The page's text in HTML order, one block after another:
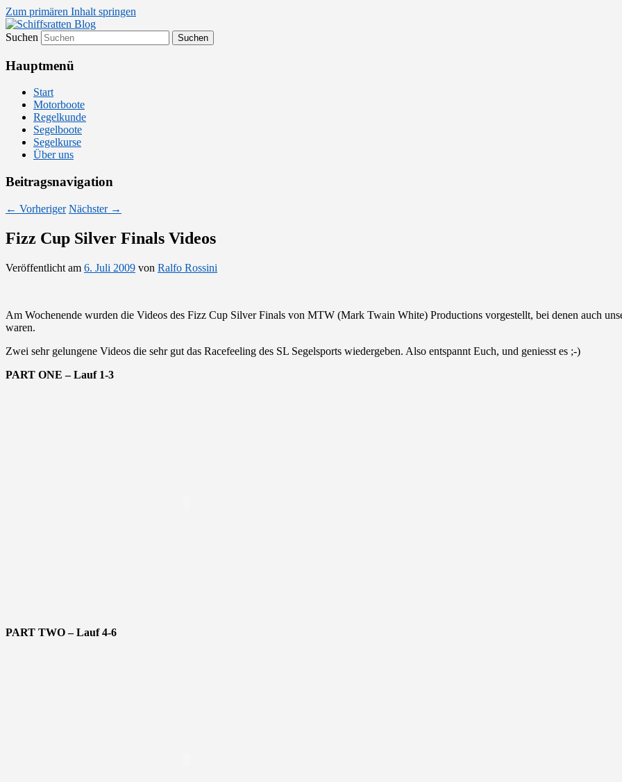
Zum primären Inhalt springen
Schiffsratten Blog
Segelsport in Second Life
Suchen
Hauptmenü
Start
Motorboote
Regelkunde
Segelboote
Segelkurse
Über uns
Beitragsnavigation
← Vorheriger Nächster →
Fizz Cup Silver Finals Videos
Veröffentlicht am 6. Juli 2009 von Ralfo Rossini
Am Wochenende wurden die Videos des Fizz Cup Silver Finals von MTW (Mark Twain White) Productions vorgestellt, bei denen auch
waren.
Zwei sehr gelungene Videos die sehr gut das Racefeeling des SL Segelsports wiedergeben. Also entspannt Euch, und geniesst es ;-)
PART ONE – Lauf 1-3
PART TWO – Lauf 4-6